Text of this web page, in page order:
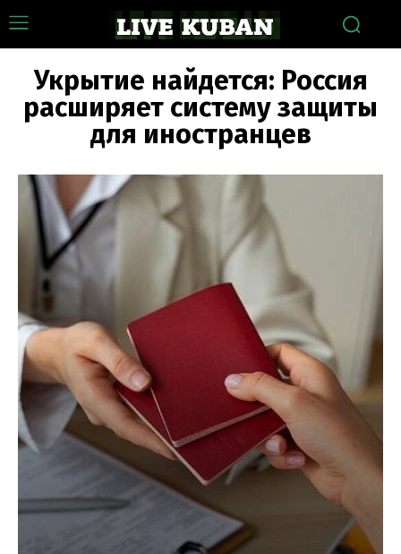
Укрытие найдется: Россия
расширяет систему защиты
для иностранцев